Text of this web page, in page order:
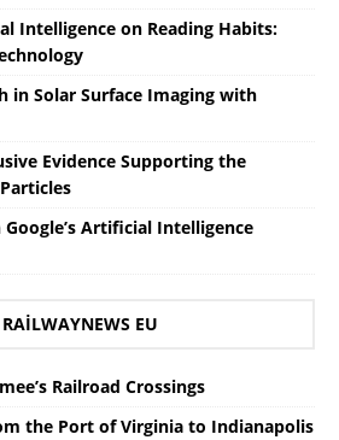
Intelligence on Reading Habits:
in Solar Surface Imaging with
Evidence Supporting the
Google’s Artificial Intelligence
RAILWAYNEWS EU
Railroad Crossings
the Port of Virginia to Indianapolis